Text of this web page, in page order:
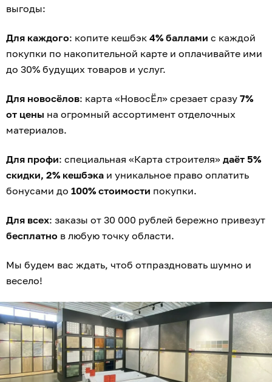
выгоды:
Для каждого: копите кешбэк 4% баллами с каждой
покупки по накопительной карте и оплачивайте ими
до 30% будущих товаров и услуг.
Для новосёлов: карта «НовосЁл» срезает сразу 7%
от цены на огромный ассортимент отделочных
материалов.
Для профи: специальная «Карта строителя» даёт 5%
скидки, 2% кешбэка и уникальное право оплатить
бонусами до 100% стоимости покупки.
Для всех: заказы от 30 000 рублей бережно привезут
бесплатно в любую точку области.
Мы будем вас ждать, чтоб отпраздновать шумно и
весело!